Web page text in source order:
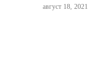
август 18, 2021